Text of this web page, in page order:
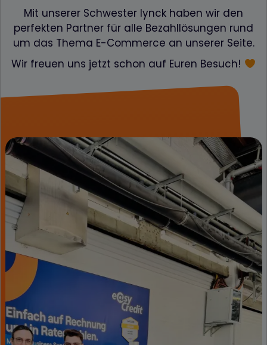
Mit unserer Schwester lynck haben wir den
perfekten Partner für alle Bezahllösungen rund
um das Thema E-Commerce an unserer Seite.
Wir freuen uns jetzt schon auf Euren Besuch!